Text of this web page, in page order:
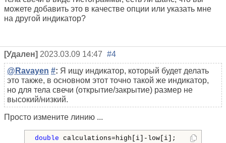
можете добавить это в качестве опции или указать мне
на другой индикатор?
[Удален] 2023.03.09 14:47 #4
@Ravayen #: Я ищу индикатор, который будет делать
это также, в основном этот точно такой же индикатор,
но для тела свечи (открытие/закрытие) размер не
высокий/низкий.
Просто измените линию ...
double calculations=high[i]-low[i];